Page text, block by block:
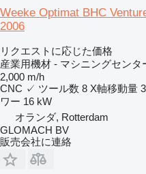
Weeke Optimat BHC
2006
リクエストに応じた価格
産業用機材 - マシニングセンタ
2,000 m/h
CNC ✓ ツール数 8 X軸移動量
ワー 16 kW
オランダ, Rotterdam
GLOMACH BV
販売会社に連絡